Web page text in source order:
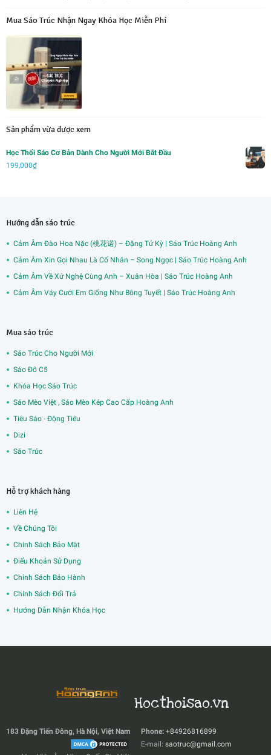
Mua Sáo Trúc Nhận Ngay Khóa Học Miễn Phí
Sản phẩm vừa được xem
Học Thổi Sáo Cơ Bản Dành Cho Người Mới Bắt Đầu
199,000₫
Hướng dẫn sáo trúc
Cảm Âm Đào Hoa Nặc (桃花诺) – Đặng Tử Kỳ | Sáo Trúc Hoàng Anh
Cảm Âm Xin Gọi Nhau Là Cố Nhân – Song Ngọc | Sáo Trúc Hoàng Anh
Cảm Âm Về Xứ Nghệ Cùng Anh – Xuân Hòa | Sáo Trúc Hoàng Anh
Cảm Âm Váy Cưới Em Giống Như Bông Tuyết | Sáo Trúc Hoàng Anh
Mua sáo trúc
Sáo Trúc Cho Người Mới
Sáo Đô C5
Khóa Học Sáo Trúc
Sáo Mèo Việt , Sáo Mèo Kép Cao Cấp Hoàng Anh
Tiêu Sáo - Động Tiêu
Dizi
Sáo Trúc
Hỗ trợ khách hàng
Liên Hệ
Về Chúng Tôi
Chính Sách Bảo Mật
Điểu Khoản Sử Dụng
Chính Sách Bảo Hành
Chính Sách Đổi Trả
Hướng Dẫn Nhận Khóa Học
Hocthoisao.vn
Phone: +84926816899
E-mail: saotruc@gmail.com
183 Đặng Tiến Đông, Hà Nội, Việt Nam